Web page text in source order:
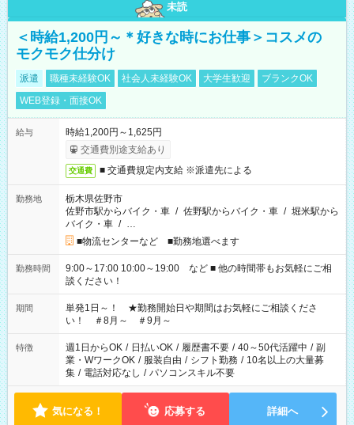
未読
＜時給1,200円～＊好きな時にお仕事＞コスメの
モクモク仕分け
派遣 職種未経験OK 社会人未経験OK 大学生歓迎
ブランクOK
WEB登録・面接OK
給与
時給1,200円～1,625円
交通費別途支給あり
交通費 ■ 交通費規定内支給 ※派遣先による
勤務地
栃木県佐野市
佐野市駅からバイク・車 / 佐野駅からバイク・車 / 堀米駅から
バイク・車 / …
■物流センターなど ■勤務地選べます
勤務時間
9:00～17:00 10:00～19:00 など ■ 他の時間帯もお気軽にご相
談ください！
期間
単発1日～！ ★勤務開始日や期間はお気軽にご相談くださ
い！ ＃8月～ ＃9月～
特徴 週1日からOK / 日払いOK / 履歴書不要 / 40～50代活躍中 / 副
業・WワークOK / 服装自由 / シフト勤務 / 10名以上の大量募
集 / 電話対応なし / パソコンスキル不要
気になる！ 応募する 詳細へ